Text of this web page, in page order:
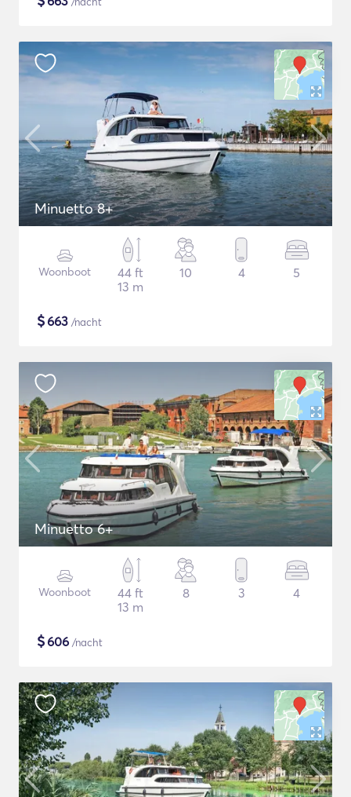
Minuetto 8+
Woonboot
44 ft
13 m
10 4 5
$663 /nacht
Minuetto 6+
Woonboot
44 ft
13 m
8 3 4
$606 /nacht